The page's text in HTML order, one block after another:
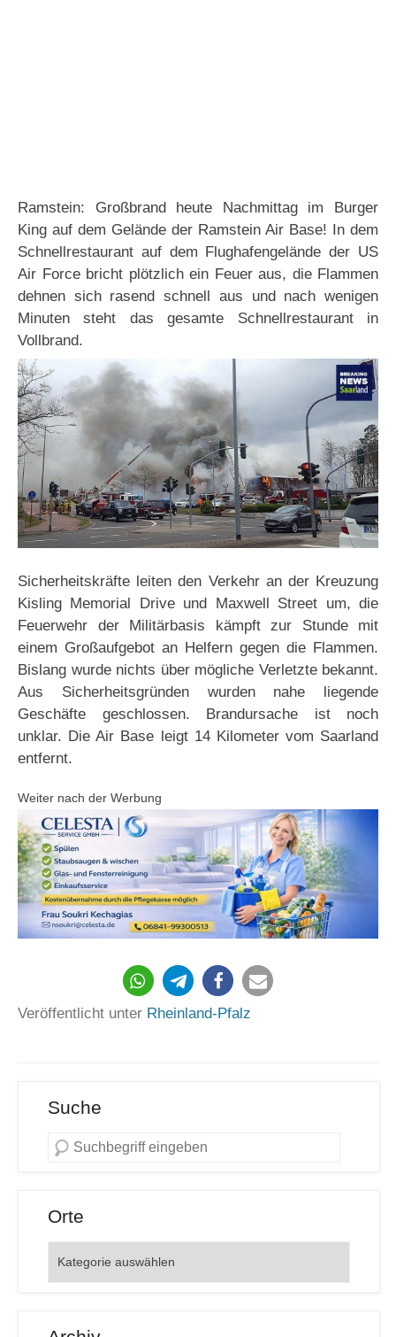
Ramstein: Großbrand heute Nachmittag im Burger
King auf dem Gelände der Ramstein Air Base! In dem
Schnellrestaurant auf dem Flughafengelände der US
Air Force bricht plötzlich ein Feuer aus, die Flammen
dehnen sich rasend schnell aus und nach wenigen
Minuten steht das gesamte Schnellrestaurant in
Vollbrand.
Sicherheitskräfte leiten den Verkehr an der Kreuzung
Kisling Memorial Drive und Maxwell Street um, die
Feuerwehr der Militärbasis kämpft zur Stunde mit
einem Großaufgebot an Helfern gegen die Flammen.
Bislang wurde nichts über mögliche Verletzte bekannt.
Aus Sicherheitsgründen wurden nahe liegende
Geschäfte geschlossen. Brandursache ist noch
unklar. Die Air Base leigt 14 Kilometer vom Saarland
entfernt.
Weiter nach der Werbung
Veröffentlicht unter Rheinland-Pfalz
Suche
Orte